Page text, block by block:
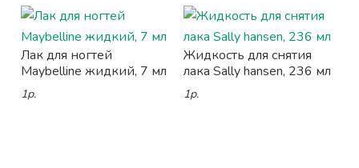
Лак для ногтей
Maybelline жидкий, 7 мл
1р.
Жидкость для снятия
лака Sally hansen, 236 мл
1р.